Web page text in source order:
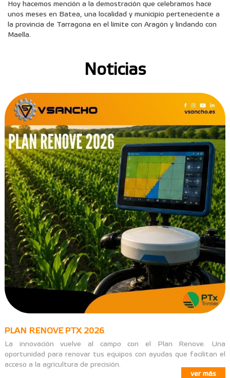
Hoy hacemos mención a la demostración que celebramos hace
unos meses en Batea, una localidad y municipio perteneciente a
la provincia de Tarragona en el límite con Aragón y lindando con
Maella.
Noticias
PLAN RENOVE PTX 2026
La innovación vuelve al campo con el Plan Renove. Una
oportunidad para renovar tus equipos con ayudas que facilitan el
acceso a la agricultura de precisión.
ver más